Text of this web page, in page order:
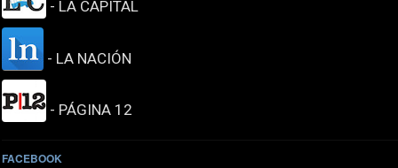
- LA CAPITAL
- LA NACIÓN
- PÁGINA 12
FACEBOOK